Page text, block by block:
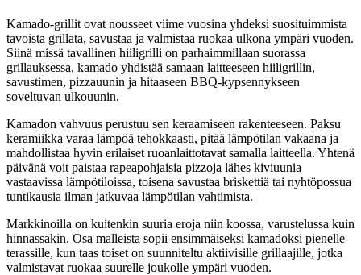
Kamado-grillit ovat nousseet viime vuosina yhdeksi suosituimmista
tavoista grillata, savustaa ja valmistaa ruokaa ulkona ympäri vuoden.
Siinä missä tavallinen hiiligrilli on parhaimmillaan suorassa
grillauksessa, kamado yhdistää samaan laitteeseen hiiligrillin,
savustimen, pizzauunin ja hitaaseen BBQ-kypsennykseen
soveltuvan ulkouunin.
Kamadon vahvuus perustuu sen keraamiseen rakenteeseen. Paksu
keramiikka varaa lämpöä tehokkaasti, pitää lämpötilan vakaana ja
mahdollistaa hyvin erilaiset ruoanlaittotavat samalla laitteella. Yhtenä
päivänä voit paistaa rapeapohjaisia pizzoja lähes kiviuunia
vastaavissa lämpötiloissa, toisena savustaa briskettiä tai nyhtöpossua
tuntikausia ilman jatkuvaa lämpötilan vahtimista.
Markkinoilla on kuitenkin suuria eroja niin koossa, varustelussa kuin
hinnassakin. Osa malleista sopii ensimmäiseksi kamadoksi pienelle
terassille, kun taas toiset on suunniteltu aktiivisille grillaajille, jotka
valmistavat ruokaa suurelle joukolle ympäri vuoden.